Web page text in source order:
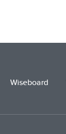
Wiseboard